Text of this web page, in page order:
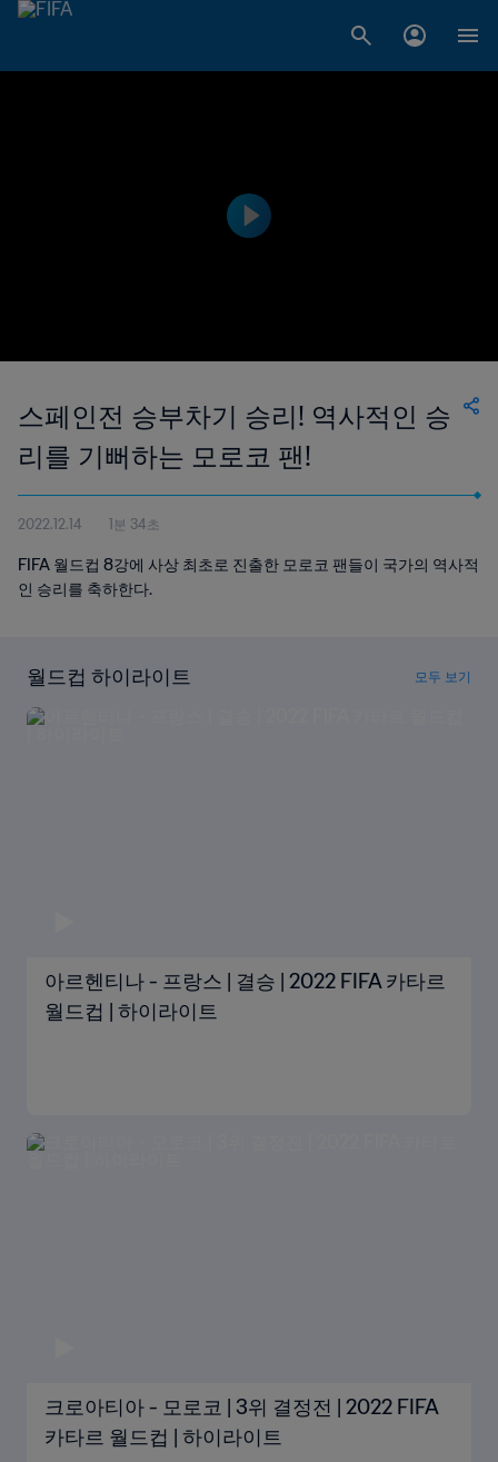
스페인전 승부차기 승리! 역사적인 승
리를 기뻐하는 모로코 팬!
2022.12.14 1분 34초
FIFA 월드컵 8강에 사상 최초로 진출한 모로코 팬들이 국가의 역사적
인 승리를 축하한다.
월드컵 하이라이트 모두 보기
아르헨티나 - 프랑스 | 결승 | 2022 FIFA 카타르
월드컵 | 하이라이트
크로아티아 - 모로코 | 3위 결정전 | 2022 FIFA
카타르 월드컵 | 하이라이트